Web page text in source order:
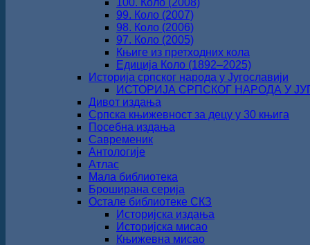
100. Коло (2008)
99. Коло (2007)
98. Коло (2006)
97. Коло (2005)
Књиге из претходних кола
Едиција Коло (1892‒2025)
Историја српског народа у Југославији
ИСТОРИЈА СРПСКОГ НАРОДА У
Дивот издања
Српска књижевност за децу у 30 књига
Посебна издања
Савременик
Антологије
Атлас
Мала библиотека
Броширана серија
Остале библиотеке СКЗ
Историјска издања
Историјска мисао
Књижевна мисао